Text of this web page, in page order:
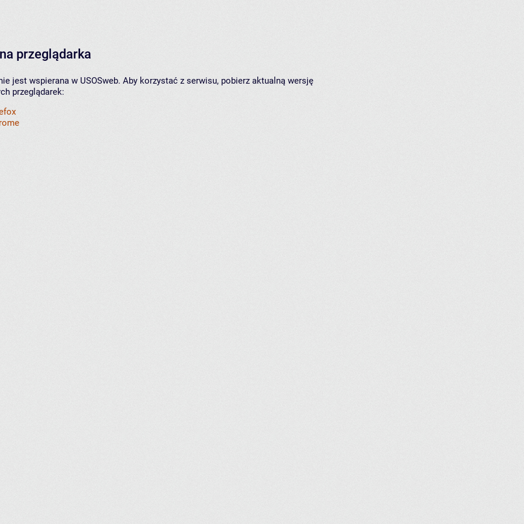
przeglądarka
jest wspierana w USOSweb. Aby korzystać z serwisu, pobierz aktualną wersję
przeglądarek: